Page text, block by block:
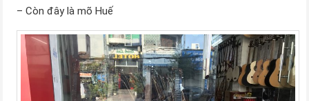
– Còn đây là mõ Huế